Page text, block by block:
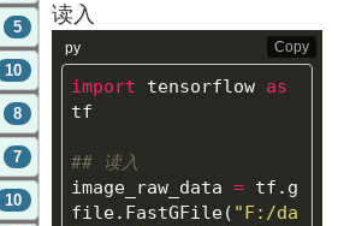
5
10
8
7
10
读入
import tensorflow as
tf
image_raw_data
= tf . g
file. FastGFile( "F:/da
py Copy